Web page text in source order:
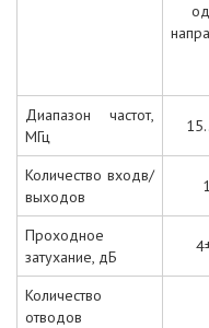
Диапазон частот,
МГц
Количество входв/
выходов
Проходное
затухание, дБ
Количество
отводов